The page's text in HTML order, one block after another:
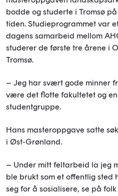
bodde og studerte i Tromsø
tiden. Studieprogrammet var
dagens samarbeid mellom
studerer de første tre årene i
Tromsø.
– Jeg har svært gode minner
være det flotte fakultetet og
studentgruppe.
Hans masteroppgave satte
i Øst-Grønland.
– Under mitt feltarbeid la jeg
ble brukt som et offentlig sted
seg for å sosialisere, se på